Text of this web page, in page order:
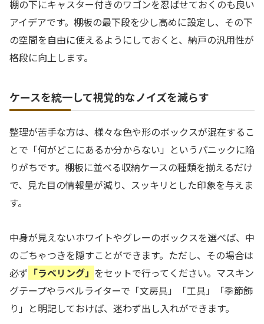
棚の下にキャスター付きのワゴンを忍ばせておくのも良い
アイデアです。棚板の最下段を少し高めに設定し、その下
の空間を自由に使えるようにしておくと、納戸の汎用性が
格段に向上します。
ケースを統一して視覚的なノイズを減らす
整理が苦手な方は、様々な色や形のボックスが混在するこ
とで「何がどこにあるか分からない」というパニックに陥
りがちです。棚板に並べる収納ケースの種類を揃えるだけ
で、見た目の情報量が減り、スッキリとした印象を与えま
す。
中身が見えないホワイトやグレーのボックスを選べば、中
のごちゃつきを隠すことができます。ただし、その場合は
必ず 「ラベリング」 をセットで行ってください。マスキン
グテープやラベルライターで「文房具」「工具」「季節飾
り」と明記しておけば、迷わず出し入れができます。